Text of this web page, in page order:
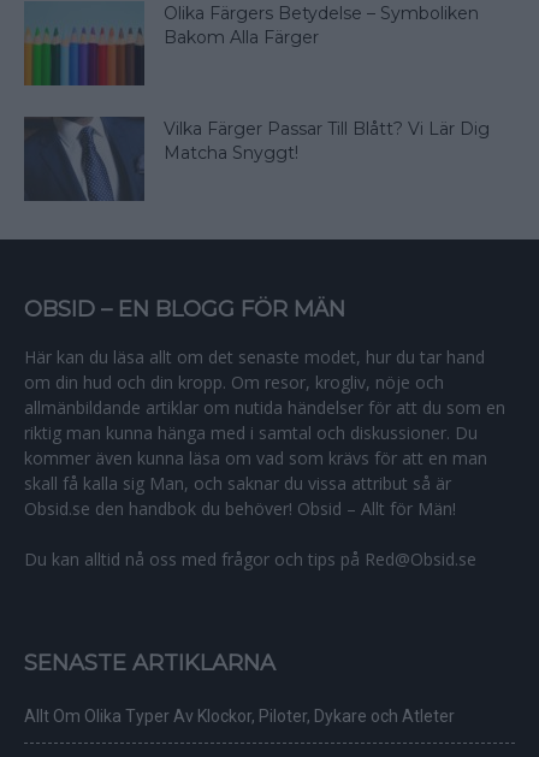
Olika Färgers Betydelse – Symboliken
Bakom Alla Färger
Vilka Färger Passar Till Blått? Vi Lär Dig
Matcha Snyggt!
OBSID – EN BLOGG FÖR MÄN
Här kan du läsa allt om det senaste modet, hur du tar hand
om din hud och din kropp. Om resor, krogliv, nöje och
allmänbildande artiklar om nutida händelser för att du som en
riktig man kunna hänga med i samtal och diskussioner. Du
kommer även kunna läsa om vad som krävs för att en man
skall få kalla sig Man, och saknar du vissa attribut så är
Obsid.se den handbok du behöver! Obsid – Allt för Män!
Du kan alltid nå oss med frågor och tips på Red@Obsid.se
SENASTE ARTIKLARNA
Allt Om Olika Typer Av Klockor, Piloter, Dykare och Atleter